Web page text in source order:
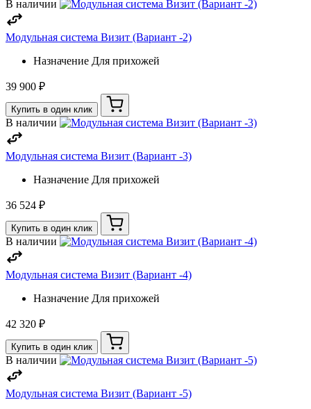
В наличии
Модульная система Визит (Вариант -2)
Назначение Для прихожей
39 900 ₽
Купить в один клик
В наличии
Модульная система Визит (Вариант -3)
Назначение Для прихожей
36 524 ₽
Купить в один клик
В наличии
Модульная система Визит (Вариант -4)
Назначение Для прихожей
42 320 ₽
Купить в один клик
В наличии
Модульная система Визит (Вариант -5)